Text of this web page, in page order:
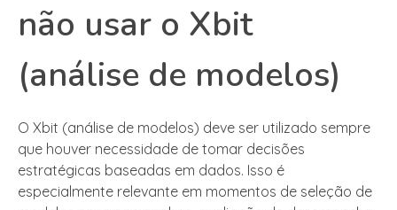
não usar o Xbit
(análise de modelos)
O Xbit (análise de modelos) deve ser utilizado sempre
que houver necessidade de tomar decisões
estratégicas baseadas em dados. Isso é
especialmente relevante em momentos de seleção de